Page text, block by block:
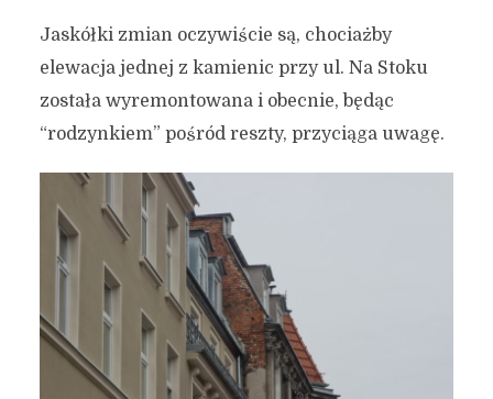
Jaskółki zmian oczywiście są, chociażby
elewacja jednej z kamienic przy ul. Na Stoku
została wyremontowana i obecnie, będąc
“rodzynkiem” pośród reszty, przyciąga uwagę.